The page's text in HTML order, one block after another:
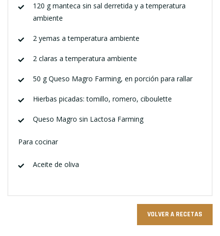
120 g manteca sin sal derretida y a temperatura
ambiente
2 yemas a temperatura ambiente
2 claras a temperatura ambiente
50 g Queso Magro Farming, en porción para rallar
Hierbas picadas: tomillo, romero, ciboulette
Queso Magro sin Lactosa Farming
Para cocinar
Aceite de oliva
VOLVER A RECETAS